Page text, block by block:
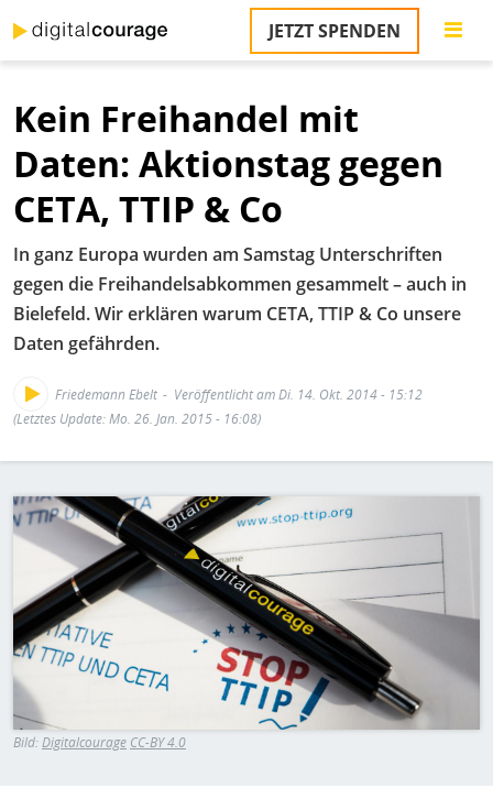
zum
Inhalt
JETZT SPENDEN
Kein Freihandel mit
Daten: Aktionstag gegen
CETA, TTIP & Co
In ganz Europa wurden am Samstag Unterschriften
gegen die Freihandelsabkommen gesammelt – auch in
Bielefeld. Wir erklären warum CETA, TTIP & Co unsere
Daten gefährden.
Friedemann Ebelt
Veröffentlicht am Di. 14. Okt. 2014 - 15:12
(Letztes Update: Mo. 26. Jan. 2015 - 16:08)
Bild
Bild:Digitalcourage CC-BY 4.0